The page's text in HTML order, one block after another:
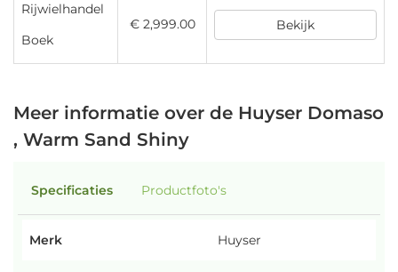
Rijwielhandel
Boek
€ 2,999.00 Bekijk
Meer informatie over de Huyser Domaso
, Warm Sand Shiny
Specificaties Productfoto's
Merk Huyser